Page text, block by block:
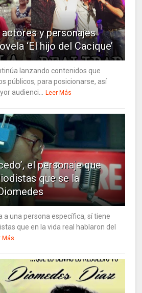
y personajes
‘El hijo del Cacique’
lanzando contenidos que
públicos, para posicionarse, así
audienci...
Leer Más
el personaje que
que se la
a una persona específica, sí tiene
que en la vida real hablaron del
Más